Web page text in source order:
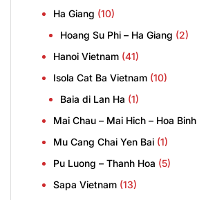
Ha Giang (10)
Hoang Su Phi – Ha Giang (2)
Hanoi Vietnam (41)
Isola Cat Ba Vietnam (10)
Baia di Lan Ha (1)
Mai Chau – Mai Hich – Hoa Binh
Mu Cang Chai Yen Bai (1)
Pu Luong – Thanh Hoa (5)
Sapa Vietnam (13)